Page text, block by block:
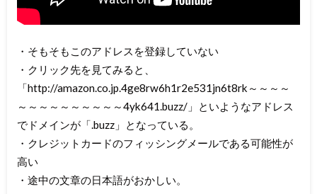
・そもそもこのアドレスを登録していない
・クリック先を見てみると、
「http://amazon.co.jp.4ge8rw6h1r2e531jn6t8rk～～～～
～～～～～～～～～～4yk641.buzz/」といようなアドレス
でドメインが「.buzz」となっている。
・クレジットカードのフィッシングメールである可能性が
高い
・途中の文章の日本語がおかしい。